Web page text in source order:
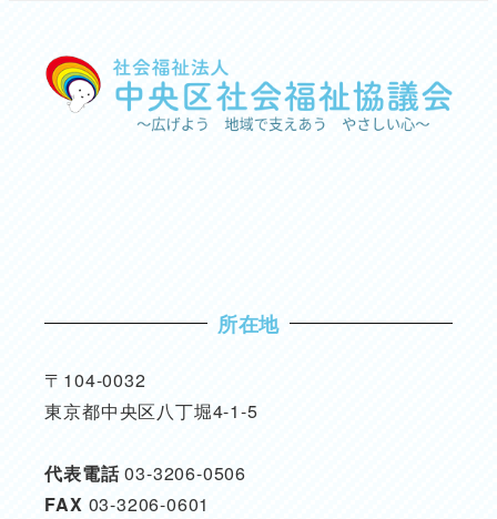
所在地
〒104-0032
東京都中央区八丁堀4-1-5
代表電話03-3206-0506
FAX 03-3206-0601